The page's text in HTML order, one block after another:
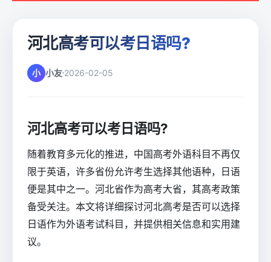
河北高考可以考日语吗?
小 小友 2026-02-05
河北高考可以考日语吗?
随着教育多元化的推进，中国高考外语科目不再仅
限于英语，许多省份允许考生选择其他语种，日语
便是其中之一。河北省作为高考大省，其高考政策
备受关注。本文将详细探讨河北高考是否可以选择
日语作为外语考试科目，并提供相关信息和实用建
议。